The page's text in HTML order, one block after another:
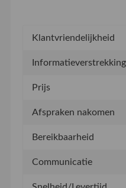
Klantvriendelijkheid
Informatieverstrekking
Prijs
Afspraken nakomen
Bereikbaarheid
Communicatie